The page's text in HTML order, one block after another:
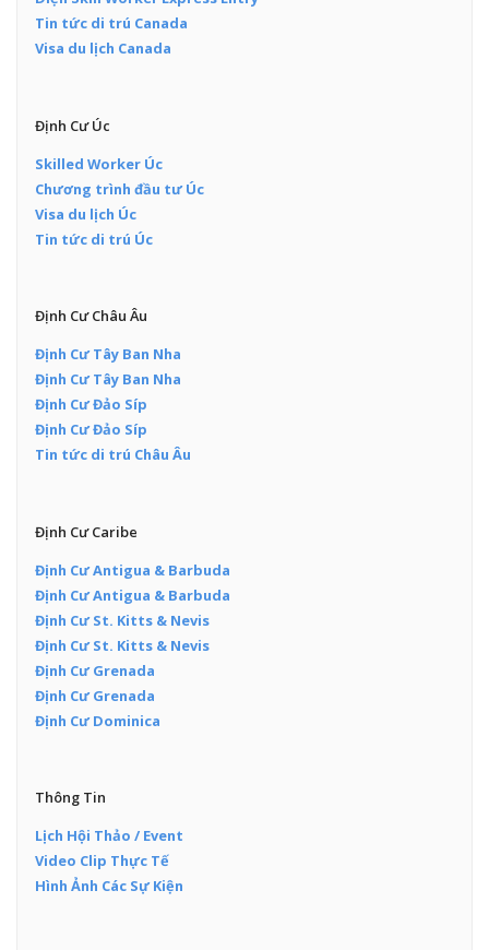
Tin tức di trú Canada
Visa du lịch Canada
Định Cư Úc
Skilled Worker Úc
Chương trình đầu tư Úc
Visa du lịch Úc
Tin tức di trú Úc
Định Cư Châu Âu
Định Cư Tây Ban Nha
Định Cư Tây Ban Nha
Định Cư Đảo Síp
Định Cư Đảo Síp
Tin tức di trú Châu Âu
Định Cư Caribe
Định Cư Antigua & Barbuda
Định Cư Antigua & Barbuda
Định Cư St. Kitts & Nevis
Định Cư St. Kitts & Nevis
Định Cư Grenada
Định Cư Grenada
Định Cư Dominica
Thông Tin
Lịch Hội Thảo / Event
Video Clip Thực Tế
Hình Ảnh Các Sự Kiện